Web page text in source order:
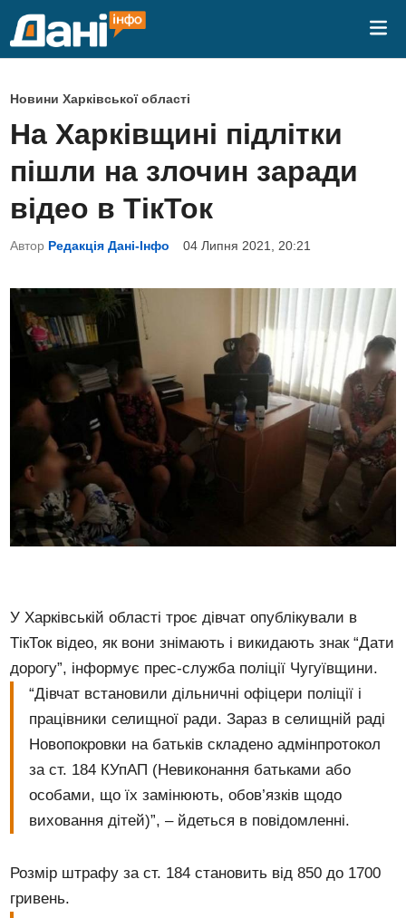
P
o
s
e
d
i
Новини Харківської області
На Харківщині підлітки
пішли на злочин заради
відео в ТікТок
Автор Редакція Дані-Інфо 04 Липня 2021, 20:21
У Харківській області троє дівчат опублікували в
ТікТок відео, як вони знімають і викидають знак “Дати
дорогу”, інформує прес-служба поліції Чугуївщини.
“Дівчат встановили дільничні офіцери поліції і
працівники селищної ради. Зараз в селищній раді
Новопокровки на батьків складено адмінпротокол
за ст. 184 КУпАП (Невиконання батьками або
особами, що їх замінюють, обов’язків щодо
виховання дітей)”, – йдеться в повідомленні.
Розмір штрафу за ст. 184 становить від 850 до 1700
гривень.